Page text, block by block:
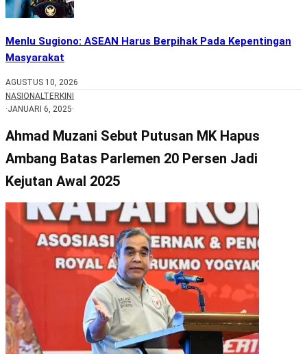
Menlu Sugiono: ASEAN Harus Berpihak Pada Kepentingan
Masyarakat
AGUSTUS 10, 2026
NASIONALTERKINI
·JANUARI 6, 2025·
Ahmad Muzani Sebut Putusan MK Hapus
Ambang Batas Parlemen 20 Persen Jadi
Kejutan Awal 2025